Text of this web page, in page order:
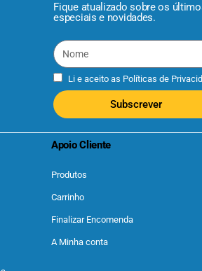
Fique atualizado sobre os
especiais e novidades.
Li e aceito as Políticas de
Subscrever
Apoio Cliente
Produtos
Carrinho
Finalizar Encomenda
A Minha conta